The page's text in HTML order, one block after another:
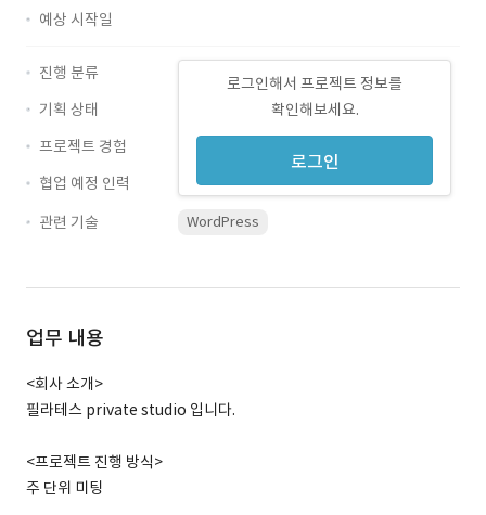
예상 시작일
로그인해서 프로젝트 정보를
확인해보세요.
로그인
진행 분류
기획 상태
프로젝트 경험
협업 예정 인력
관련 기술
WordPress
업무 내용
<회사 소개>
필라테스 private studio 입니다.
<프로젝트 진행 방식>
주 단위 미팅